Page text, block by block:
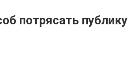
потрясать публику